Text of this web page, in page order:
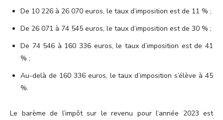
De 10 226 à 26 070 euros, le taux d’imposition est de 11 % ;
De 26 071 à 74 545 euros, le taux d’imposition est de 30 % ;
De 74 546 à 160 336 euros, le taux d’imposition est de 41
% ;
Au-delà de 160 336 euros, le taux d’imposition s’élève à 45
%.
Le barème de l’impôt sur le revenu pour l’année 2023 est